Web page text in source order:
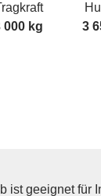
000 kg
3
ist geeignet für